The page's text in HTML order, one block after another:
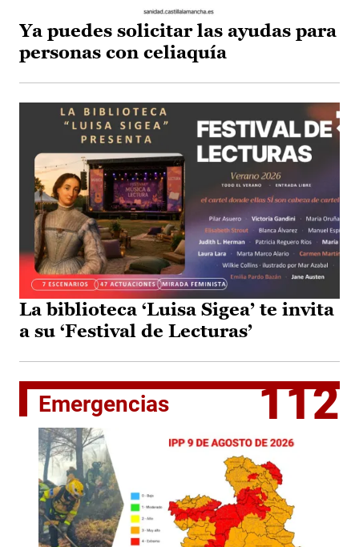
Ya puedes solicitar las ayudas para
personas con celiaquía
La biblioteca ‘Luisa Sigea’ te invita
a su ‘Festival de Lecturas’
Emergencias 112